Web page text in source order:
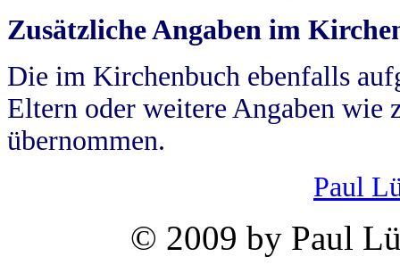
Zusätzliche Angaben im
Die im Kirchenbuch ebenfalls
Eltern oder weitere Angaben wie
übernommen.
Paul
© 2009 by Paul